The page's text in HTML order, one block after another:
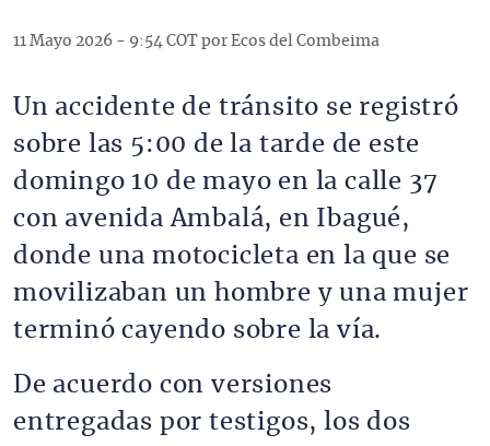
11 Mayo 2026 - 9:54 COT por Ecos del Combeima
Un accidente de tránsito se registró
sobre las 5:00 de la tarde de este
domingo 10 de mayo en la calle 37
con avenida Ambalá, en Ibagué,
donde una motocicleta en la que se
movilizaban un hombre y una mujer
terminó cayendo sobre la vía.
De acuerdo con versiones
entregadas por testigos, los dos